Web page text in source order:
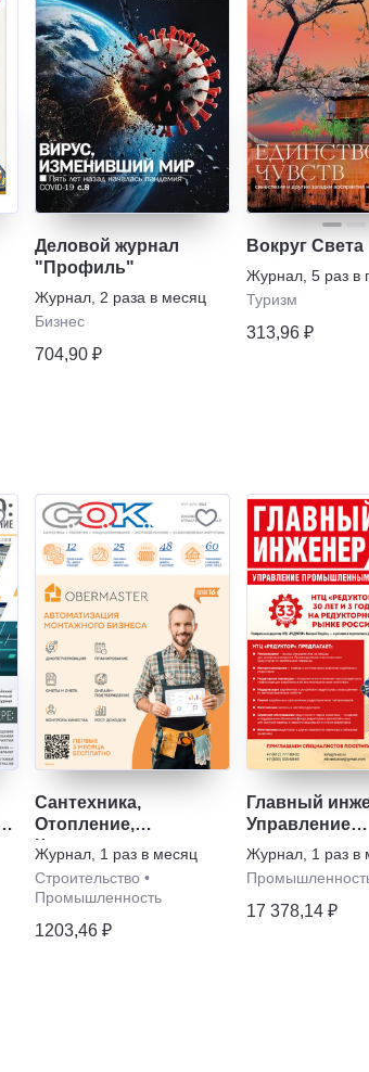
Деловой журнал
"Профиль"
Журнал 2 раза в месяц
Бизнес
704,90 ₽
Вокруг Света
Журнал 5 раз в
Туризм
313,96 ₽
Сантехника,
Отопление,
Кондиционирование
Журнал 1 раз в месяц
Строительство •
Промышленность
1203,46 ₽
Главный
Управление
Журнал 1 раз в
17 378,14 ₽